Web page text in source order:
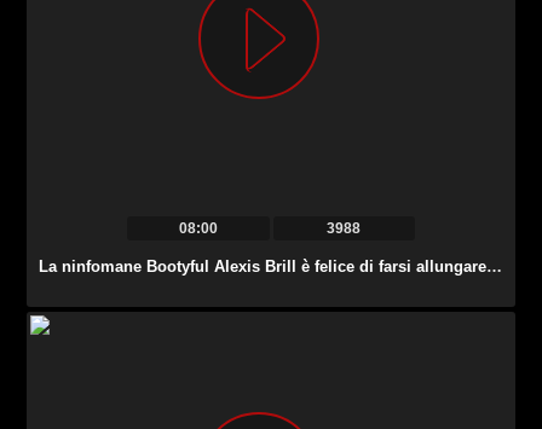
08:00 3988
La ninfomane Bootyful Alexis Brill è felice di farsi allungare la figa affamata.